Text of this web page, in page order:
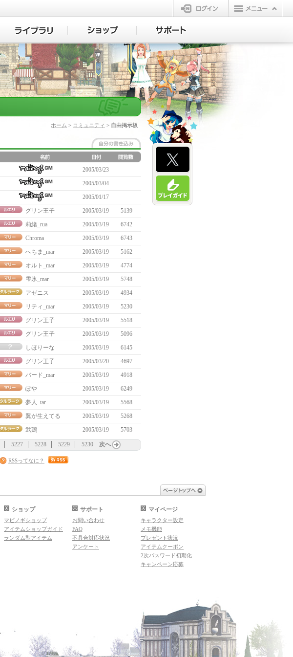
ログイン
マビノギ
ホーム > コミュニティ > 自由掲示板
2005/03/23
2005/03/04
2005/01/17
グリン王子 2005/03/19
5139
莉緒_rua 2005/03/19
6742
Chroma 2005/03/19
6743
へちま_mar 2005/03/19
5162
オルト_mar 2005/03/19
4774
雫氷_mar 2005/03/19
5748
アゼニス 2005/03/19
4934
リティ_mar 2005/03/19
5230
グリン王子 2005/03/19
5518
グリン王子 2005/03/19
5096
しほりーな 2005/03/19
6145
グリン王子 2005/03/20
4697
バード_mar 2005/03/19
4918
ぽや 2005/03/19
6249
夢人_tar 2005/03/19
5568
翼が生えてる 2005/03/19
5268
武鶏 2005/03/19 5703
5227 5228 5229 5230 次へ
RSSってなに？
ショップ
マビノギショップ
アイテムショップガイド
ランダム型アイテム
サポート
お問い合わせ
FAQ
不具合対応状況
アンケート
マイページ
キャラクター設定
メモ機能
プレゼント状況
アイテムクーポン
2次パスワード初期化
キャンペーン応募